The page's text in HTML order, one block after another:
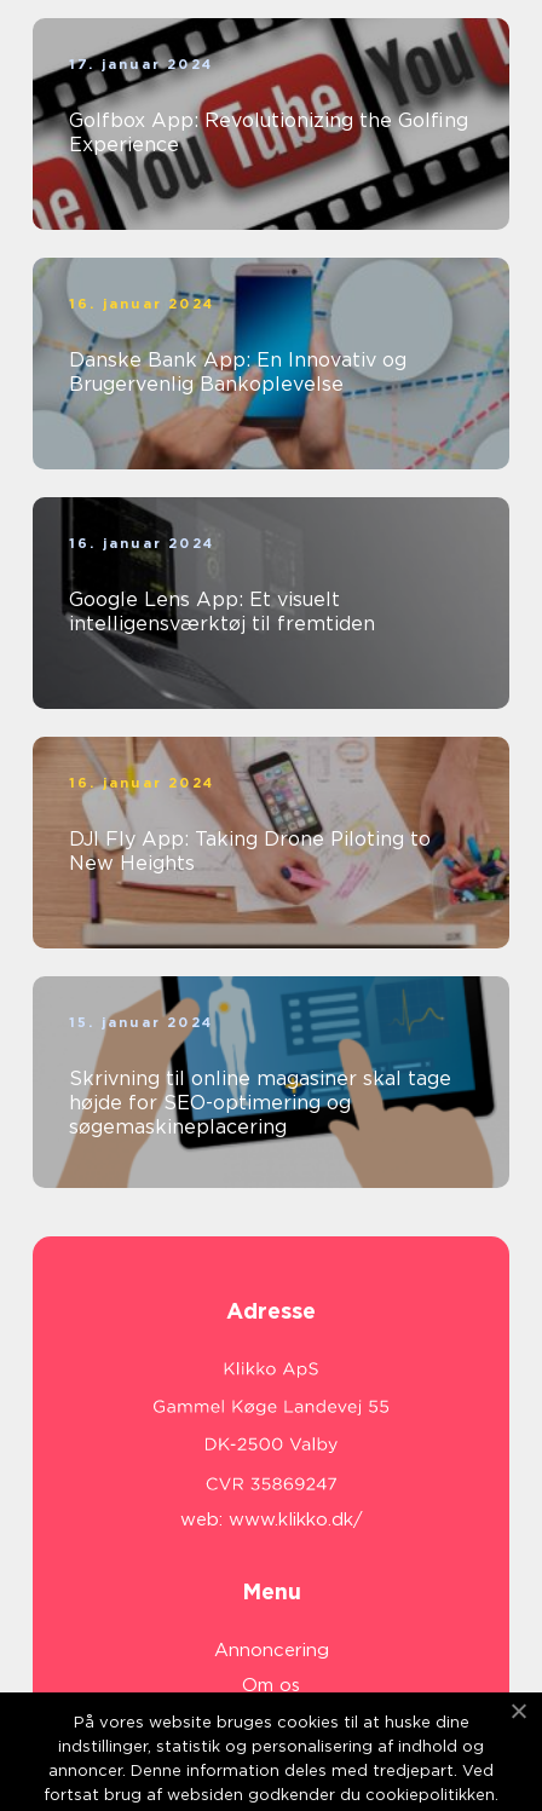
17. januar 2024
Golfbox App: Revolutionizing the Golfing
Experience
16. januar 2024
Danske Bank App: En Innovativ og
Brugervenlig Bankoplevelse
16. januar 2024
Google Lens App: Et visuelt
intelligensværktøj til fremtiden
16. januar 2024
DJI Fly App: Taking Drone Piloting to
New Heights
15. januar 2024
Skrivning til online magasiner skal tage
højde for SEO-optimering og
søgemaskineplacering
Adresse
web: www.klikko.dk/
Menu
Annoncering
Om os
Cookies
Kontakt os
Sitemap
På vores website bruges cookies til at huske dine
indstillinger, statistik og personalisering af indhold og
annoncer. Denne information deles med tredjepart. Ved
fortsat brug af websiden godkender du cookiepolitikken.